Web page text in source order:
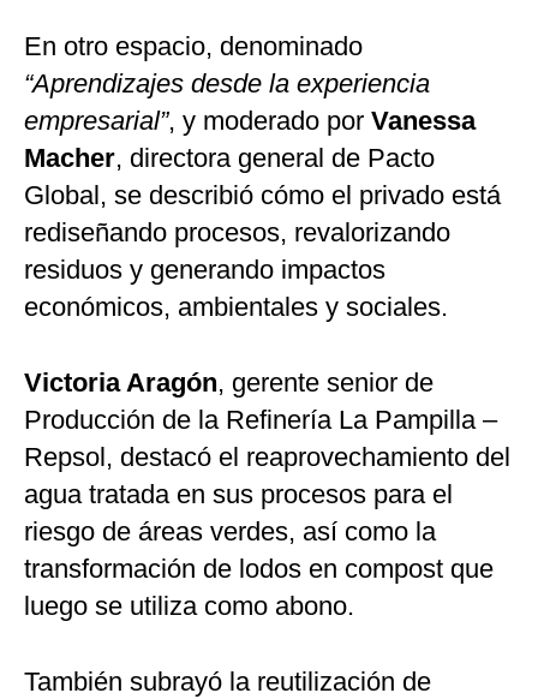
En otro espacio, denominado
“Aprendizajes desde la experiencia
empresarial”, y moderado por Vanessa
Macher, directora general de Pacto
Global, se describió cómo el privado está
rediseñando procesos, revalorizando
residuos y generando impactos
económicos, ambientales y sociales.
Victoria Aragón, gerente senior de
Producción de la Refinería La Pampilla –
Repsol, destacó el reaprovechamiento del
agua tratada en sus procesos para el
riesgo de áreas verdes, así como la
transformación de lodos en compost que
luego se utiliza como abono.
También subrayó la reutilización de